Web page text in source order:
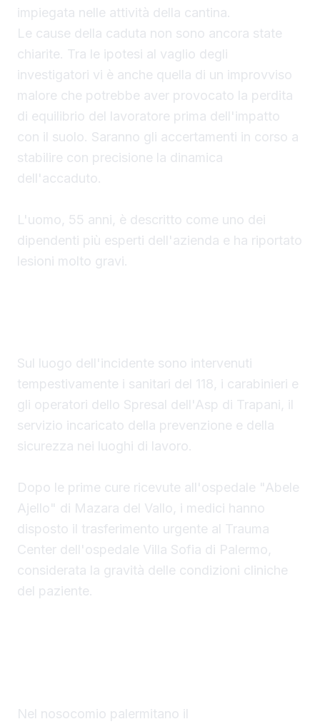
impiegata nelle attività della cantina.
Le cause della caduta non sono ancora state
chiarite. Tra le ipotesi al vaglio degli
investigatori vi è anche quella di un improvviso
malore che potrebbe aver provocato la perdita
di equilibrio del lavoratore prima dell'impatto
con il suolo. Saranno gli accertamenti in corso a
stabilire con precisione la dinamica
dell'accaduto.
L'uomo, 55 anni, è descritto come uno dei
dipendenti più esperti dell'azienda e ha riportato
lesioni molto gravi.
Sul luogo dell'incidente sono intervenuti
tempestivamente i sanitari del 118, i carabinieri e
gli operatori dello Spresal dell'Asp di Trapani, il
servizio incaricato della prevenzione e della
sicurezza nei luoghi di lavoro.
Dopo le prime cure ricevute all'ospedale "Abele
Ajello" di Mazara del Vallo, i medici hanno
disposto il trasferimento urgente al Trauma
Center dell'ospedale Villa Sofia di Palermo,
considerata la gravità delle condizioni cliniche
del paziente.
Nel nosocomio palermitano il